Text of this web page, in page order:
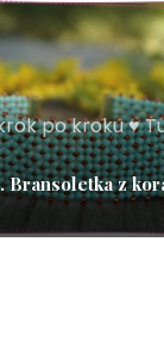
po kroku ♥
Bransoletka z